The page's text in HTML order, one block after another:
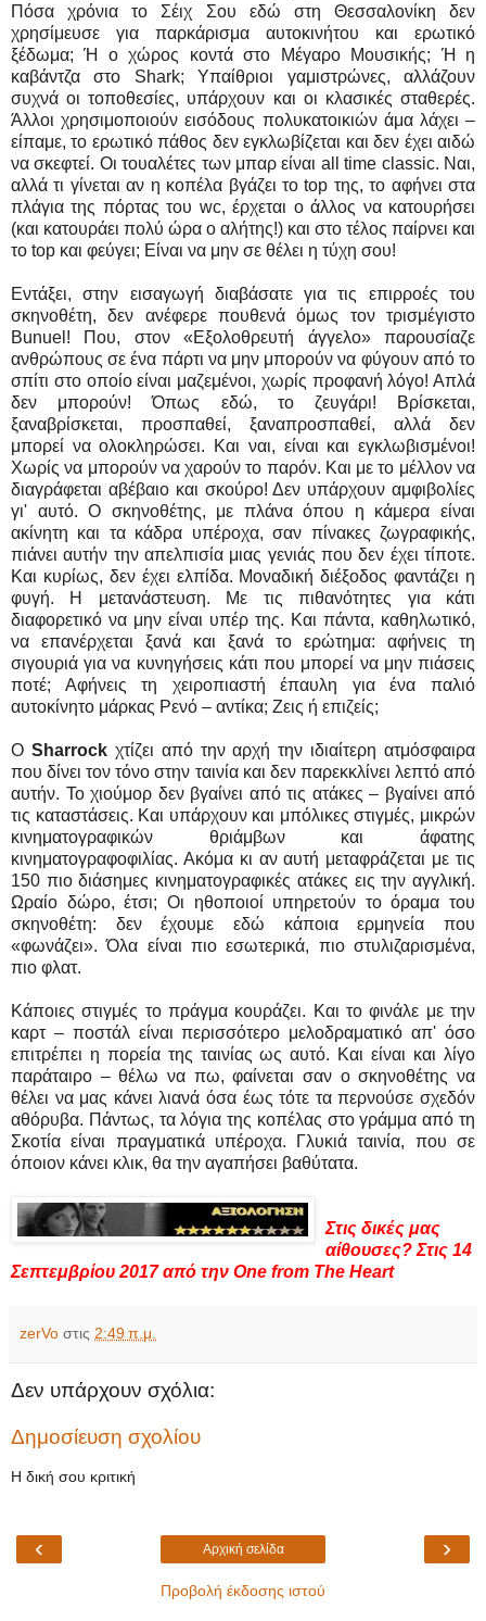
Πόσα χρόνια το Σέιχ Σου εδώ στη Θεσσαλονίκη δεν
χρησίμευσε για παρκάρισμα αυτοκινήτου και ερωτικό
ξέδωμα; Ή ο χώρος κοντά στο Μέγαρο Μουσικής; Ή η
καβάντζα στο Shark; Υπαίθριοι γαμιστρώνες, αλλάζουν
συχνά οι τοποθεσίες, υπάρχουν και οι κλασικές σταθερές.
Άλλοι χρησιμοποιούν εισόδους πολυκατοικιών άμα λάχει –
είπαμε, το ερωτικό πάθος δεν εγκλωβίζεται και δεν έχει αιδώ
να σκεφτεί. Οι τουαλέτες των μπαρ είναι all time classic. Ναι,
αλλά τι γίνεται αν η κοπέλα βγάζει το top της, το αφήνει στα
πλάγια της πόρτας του wc, έρχεται ο άλλος να κατουρήσει
(και κατουράει πολύ ώρα ο αλήτης!) και στο τέλος παίρνει και
το top και φεύγει; Είναι να μην σε θέλει η τύχη σου!
Εντάξει, στην εισαγωγή διαβάσατε για τις επιρροές του
σκηνοθέτη, δεν ανέφερε πουθενά όμως τον τρισμέγιστο
Bunuel! Που, στον «Εξολοθρευτή άγγελο» παρουσίαζε
ανθρώπους σε ένα πάρτι να μην μπορούν να φύγουν από το
σπίτι στο οποίο είναι μαζεμένοι, χωρίς προφανή λόγο! Απλά
δεν μπορούν! Όπως εδώ, το ζευγάρι! Βρίσκεται,
ξαναβρίσκεται, προσπαθεί, ξαναπροσπαθεί, αλλά δεν
μπορεί να ολοκληρώσει. Και ναι, είναι και εγκλωβισμένοι!
Χωρίς να μπορούν να χαρούν το παρόν. Και με το μέλλον να
διαγράφεται αβέβαιο και σκούρο! Δεν υπάρχουν αμφιβολίες
γι' αυτό. Ο σκηνοθέτης, με πλάνα όπου η κάμερα είναι
ακίνητη και τα κάδρα υπέροχα, σαν πίνακες ζωγραφικής,
πιάνει αυτήν την απελπισία μιας γενιάς που δεν έχει τίποτε.
Και κυρίως, δεν έχει ελπίδα. Μοναδική διέξοδος φαντάζει η
φυγή. Η μετανάστευση. Με τις πιθανότητες για κάτι
διαφορετικό να μην είναι υπέρ της. Και πάντα, καθηλωτικό,
να επανέρχεται ξανά και ξανά το ερώτημα: αφήνεις τη
σιγουριά για να κυνηγήσεις κάτι που μπορεί να μην πιάσεις
ποτέ; Αφήνεις τη χειροπιαστή έπαυλη για ένα παλιό
αυτοκίνητο μάρκας Ρενό – αντίκα; Ζεις ή επιζείς;
Ο Sharrockχτίζει από την αρχή την ιδιαίτερη ατμόσφαιρα
που δίνει τον τόνο στην ταινία και δεν παρεκκλίνει λεπτό από
αυτήν. Το χιούμορ δεν βγαίνει από τις ατάκες – βγαίνει από
τις καταστάσεις. Και υπάρχουν και μπόλικες στιγμές, μικρών
κινηματογραφικών θριάμβων και άφατης
κινηματογραφοφιλίας. Ακόμα κι αν αυτή μεταφράζεται με τις
150 πιο διάσημες κινηματογραφικές ατάκες εις την αγγλική.
Ωραίο δώρο, έτσι; Οι ηθοποιοί υπηρετούν το όραμα του
σκηνοθέτη: δεν έχουμε εδώ κάποια ερμηνεία που
«φωνάζει». Όλα είναι πιο εσωτερικά, πιο στυλιζαρισμένα,
πιο φλατ.
Κάποιες στιγμές το πράγμα κουράζει. Και το φινάλε με την
καρτ – ποστάλ είναι περισσότερο μελοδραματικό απ' όσο
επιτρέπει η πορεία της ταινίας ως αυτό. Και είναι και λίγο
παράταιρο – θέλω να πω, φαίνεται σαν ο σκηνοθέτης να
θέλει να μας κάνει λιανά όσα έως τότε τα περνούσε σχεδόν
αθόρυβα. Πάντως, τα λόγια της κοπέλας στο γράμμα από τη
Σκοτία είναι πραγματικά υπέροχα. Γλυκιά ταινία, που σε
όποιον κάνει κλικ, θα την αγαπήσει βαθύτατα.
Στις δικές μας
αίθουσες? Στις 14
Σεπτεμβρίου 2017 από την One from The Heart
zerVo στις 2:49 π.μ.
Δεν υπάρχουν σχόλια:
Δημοσίευση σχολίου
Η δική σου κριτική
‹ ›
Αρχική σελίδα
Προβολή έκδοσης ιστού